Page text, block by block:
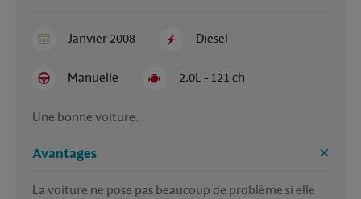
Janvier 2008 Diesel
Manuelle 2.0L - 121 ch
Une bonne voiture.
Avantages
La voiture ne pose pas beaucoup de problème si elle